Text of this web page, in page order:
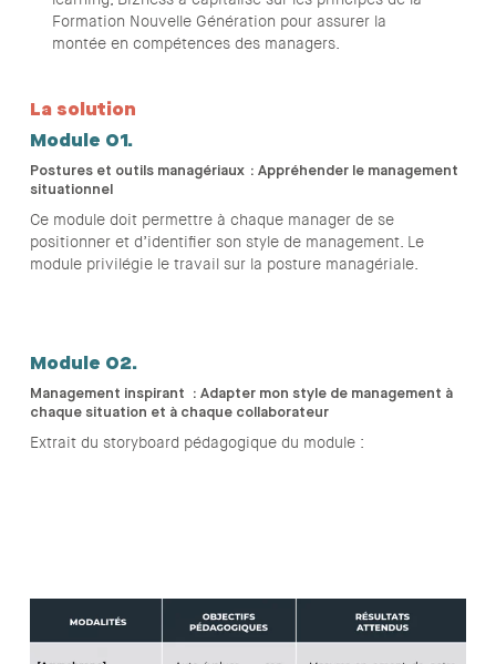
Formation Nouvelle Génération pour assurer la
montée en compétences des managers.
La solution
Module 01.
Postures et outils managériaux : Appréhender le management
situationnel
Ce module doit permettre à chaque manager de se
positionner et d’identifier son style de management. Le
module privilégie le travail sur la posture managériale.
Module 02.
Management inspirant : Adapter mon style de management à
chaque situation et à chaque collaborateur
Extrait du storyboard pédagogique du module :